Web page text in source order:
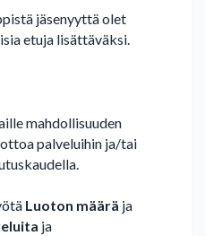
jäsenyyttä olet
etuja lisättäväksi.
mahdollisuuden
palveluihin ja/tai
Luoton määrä ja
ja